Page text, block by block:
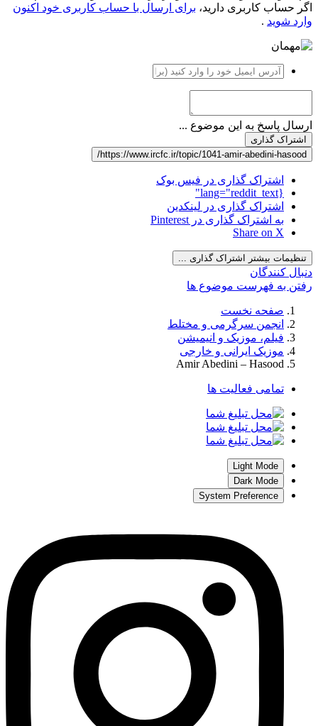
اگر حساب کاربری دارید، برای ارسال با حساب کاربری خود اکنون
وارد شوید .
ارسال پاسخ به این موضوع ...
اشتراک گذاری
https://www.ircfc.ir/topic/1041-amir-abedini-hasood/
اشتراک گذاری در فیس بوک
{lang="reddit_text"
اشتراک گذاری در لینکدین
به اشتراک گذاری در Pinterest
Share on X
تنظیمات بیشتر اشتراک گذاری ...
دنبال کنندگان
رفتن به فهرست موضوع ها
صفحه نخست
انجمن سرگرمی و مختلط
فیلم، موزیک و انیمیشن
موزیک ایرانی و خارجی
Amir Abedini – Hasood
تمامی فعالیت ها
Light Mode
Dark Mode
System Preference